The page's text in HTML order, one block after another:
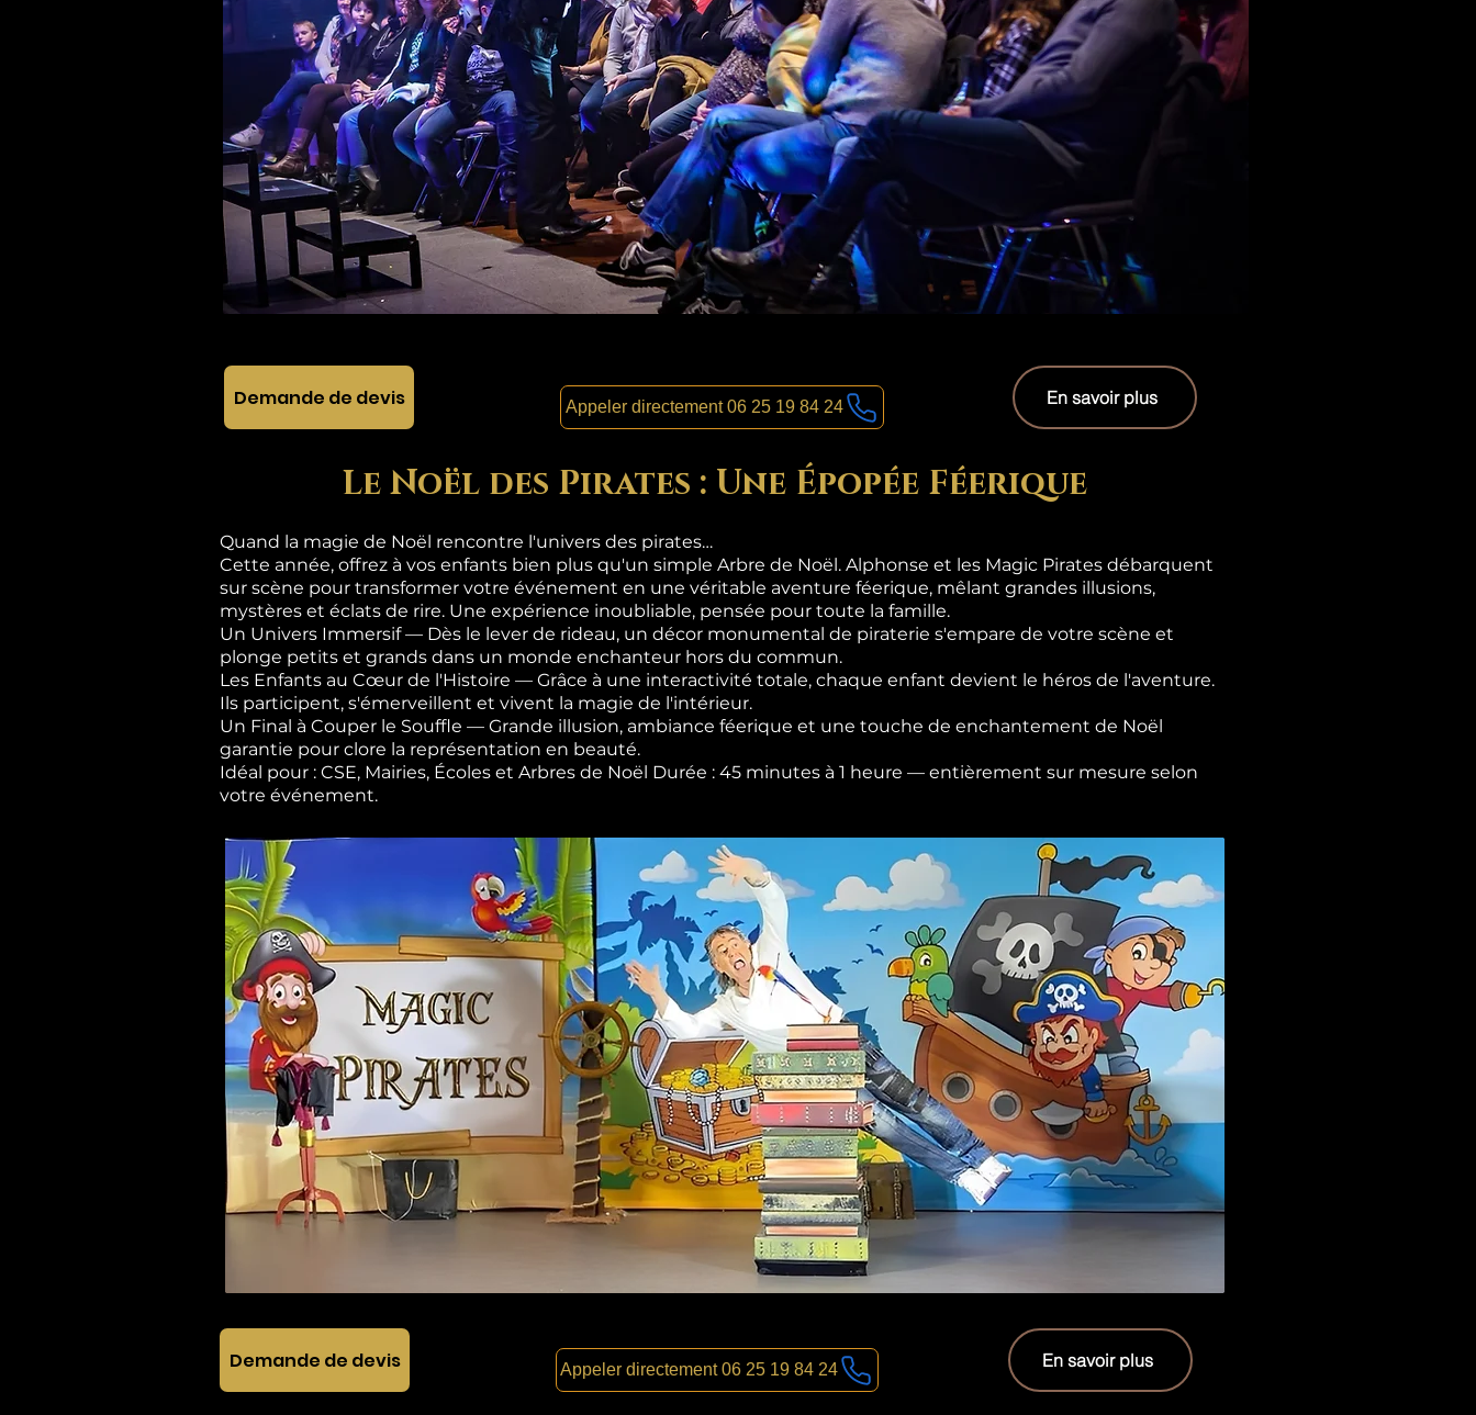
Demande de devis Appeler directement 06 25 19 84 24 En savoir plus
Le Noël des Pirates : Une Épopée Féerique
Quand la magie de Noël rencontre l'univers des pirates…
Cette année, offrez à vos enfants bien plus qu'un simple Arbre de Noël. Alphonse et les Magic Pirates débarquent
sur scène pour transformer votre événement en une véritable aventure féerique, mêlant grandes illusions,
mystères et éclats de rire. Une expérience inoubliable, pensée pour toute la famille.
Un Univers Immersif — Dès le lever de rideau, un décor monumental de piraterie s'empare de votre scène et
plonge petits et grands dans un monde enchanteur hors du commun.
Les Enfants au Cœur de l'Histoire — Grâce à une interactivité totale, chaque enfant devient le héros de l'aventure.
Ils participent, s'émerveillent et vivent la magie de l'intérieur.
Un Final à Couper le Souffle — Grande illusion, ambiance féerique et une touche de enchantement de Noël
garantie pour clore la représentation en beauté.
Idéal pour : CSE, Mairies, Écoles et Arbres de Noël Durée : 45 minutes à 1 heure — entièrement sur mesure selon
votre événement.
Demande de devis Appeler directement 06 25 19 84 24 En savoir plus